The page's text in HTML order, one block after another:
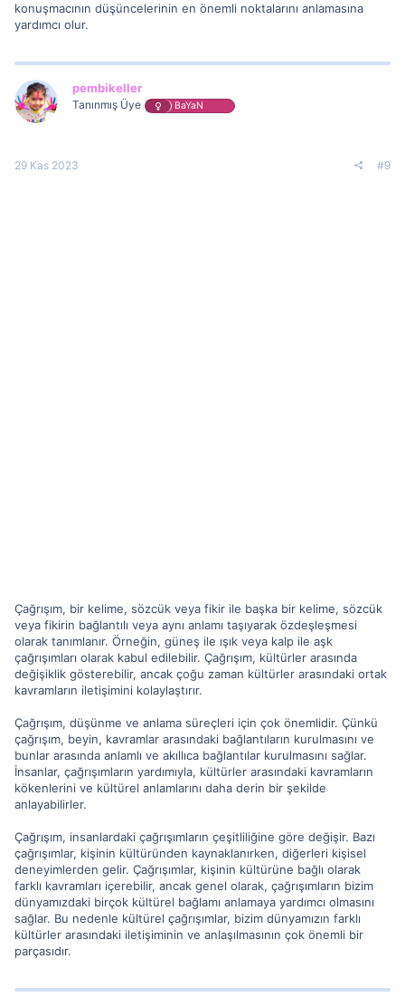
konuşmacının düşüncelerinin en önemli noktalarını anlamasına
yardımcı olur.
pembikeller
Tanınmış Üye BaYaN
29 Kas 2023 #9
Çağrışım, bir kelime, sözcük veya fikir ile başka bir kelime, sözcük
veya fikirin bağlantılı veya aynı anlamı taşıyarak özdeşleşmesi
olarak tanımlanır. Örneğin, güneş ile ışık veya kalp ile aşk
çağrışımları olarak kabul edilebilir. Çağrışım, kültürler arasında
değişiklik gösterebilir, ancak çoğu zaman kültürler arasındaki ortak
kavramların iletişimini kolaylaştırır.
Çağrışım, düşünme ve anlama süreçleri için çok önemlidir. Çünkü
çağrışım, beyin, kavramlar arasındaki bağlantıların kurulmasını ve
bunlar arasında anlamlı ve akıllıca bağlantılar kurulmasını sağlar.
İnsanlar, çağrışımların yardımıyla, kültürler arasındaki kavramların
kökenlerini ve kültürel anlamlarını daha derin bir şekilde
anlayabilirler.
Çağrışım, insanlardaki çağrışımların çeşitliliğine göre değişir. Bazı
çağrışımlar, kişinin kültüründen kaynaklanırken, diğerleri kişisel
deneyimlerden gelir. Çağrışımlar, kişinin kültürüne bağlı olarak
farklı kavramları içerebilir, ancak genel olarak, çağrışımların bizim
dünyamızdaki birçok kültürel bağlamı anlamaya yardımcı olmasını
sağlar. Bu nedenle kültürel çağrışımlar, bizim dünyamızın farklı
kültürler arasındaki iletişiminin ve anlaşılmasının çok önemli bir
parçasıdır.